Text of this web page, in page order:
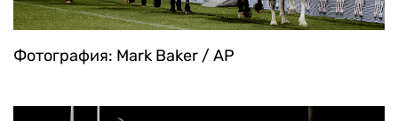
Фотография: Mark Baker / AP